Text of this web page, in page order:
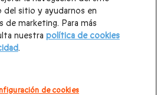
romántica en Navidad
a mi novio?
diferente en pareja o con amigos?
del sitio y ayudarnos en
de marketing. Para más
nuestra política de cookies
.
de cookies